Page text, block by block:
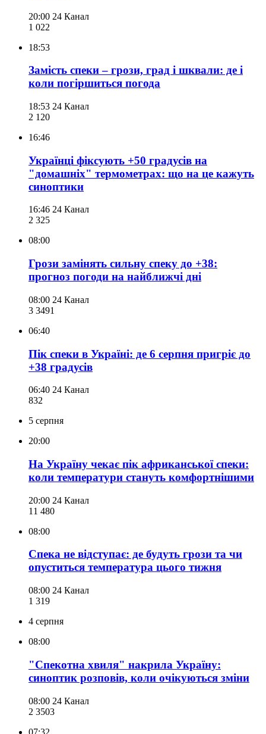
20:00 24 Канал
1 022
18:53
Замість спеки – грози, град і шквали: де і
коли погіршиться погода
18:53 24 Канал
2 120
16:46
Українці фіксують +50 градусів на
"домашніх" термометрах: що на це кажуть
синоптики
16:46 24 Канал
2 325
08:00
Грози замінять сильну спеку до +38:
прогноз погоди на найближчі дні
08:00 24 Канал
3 3491
06:40
Пік спеки в Україні: де 6 серпня пригріє до
+38 градусів
06:40 24 Канал
832
5 серпня
20:00
На Україну чекає пік африканської спеки:
коли температури стануть комфортнішими
20:00 24 Канал
11 480
08:00
Спека не відступає: де будуть грози та чи
опуститься температура цього тижня
08:00 24 Канал
1 319
4 серпня
08:00
"Спекотна хвиля" накрила Україну:
синоптик розповів, коли очікуються зміни
08:00 24 Канал
2 3503
07:32